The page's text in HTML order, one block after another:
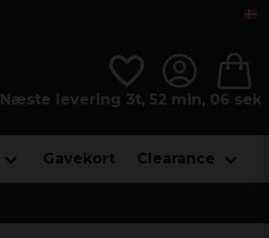
Næste levering 3t, 52 min, 06 sek
Gavekort Clearance